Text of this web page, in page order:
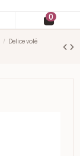
0
Delice volé